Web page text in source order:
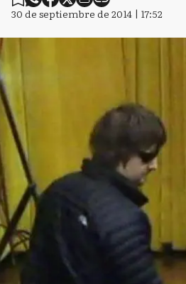
30 de septiembre de 2014 | 17:52